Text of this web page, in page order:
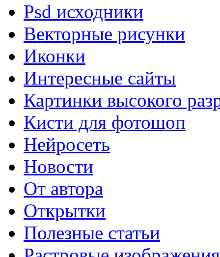
Psd исходники
Векторные рисунки
Иконки
Интересные сайты
Картинки высокого
Кисти для фотошоп
Нейросеть
Новости
От автора
Открытки
Полезные статьи